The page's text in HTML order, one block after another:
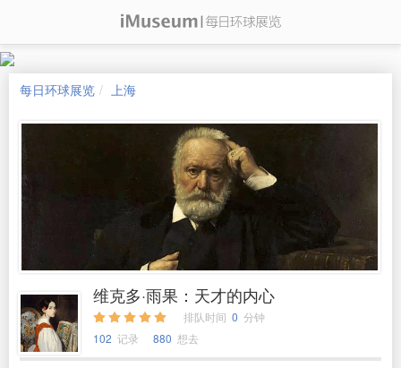
每日环球展览 上海
维克多·雨果：天才的内心
排队时间 0 分钟
102 记录 880 想去